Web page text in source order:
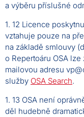
a výběru příslušné
1. 12 Licence
vztahuje pouze na
na základě smlouvy
o Repertoáru OSA
mailovou adresu
služby OSA Search.
1. 13 OSA není
děl hudebně